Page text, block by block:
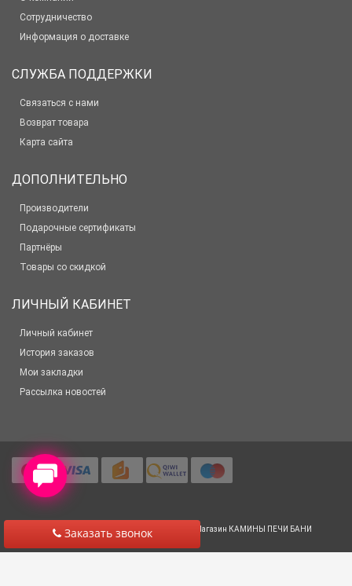
Заказать звонок
Сотрудничество
Информация о доставке
СЛУЖБА ПОДДЕРЖКИ
Связаться с нами
Возврат товара
Карта сайта
ДОПОЛНИТЕЛЬНО
Производители
Подарочные сертификаты
Партнёры
Товары со скидкой
ЛИЧНЫЙ КАБИНЕТ
Личный кабинет
История заказов
Мои закладки
Рассылка новостей
© 2012-2025 Все права защищены Салон-Магазин КАМИНЫ ПЕЧИ БАНИ